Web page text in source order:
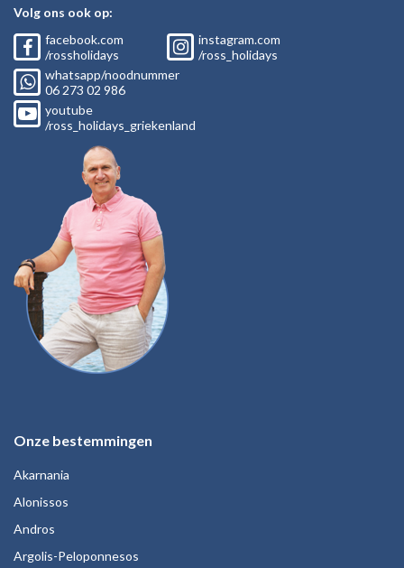
Volg ons ook op:
facebook.com
/rossholidays
instagram.com
/ross_holidays
whatsapp/noodnummer
06 273 02 986
youtube
/ross_holidays_griekenland
Onze bestemmingen
Akarnania
Alonissos
Andros
Argolis-Peloponnesos